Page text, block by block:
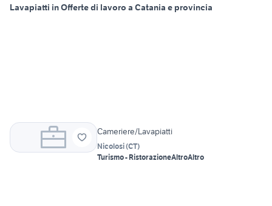
Lavapiatti in Offerte di lavoro a Catania e provincia
Cameriere/Lavapiatti
Nicolosi(CT)
Turismo - RistorazioneAltroAltro